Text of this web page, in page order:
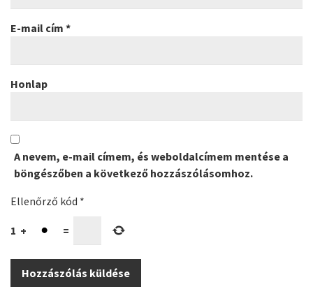
E-mail cím *
Honlap
A nevem, e-mail címem, és weboldalcímem mentése a
böngészőben a következő hozzászólásomhoz.
Ellenőrző kód *
1 + =